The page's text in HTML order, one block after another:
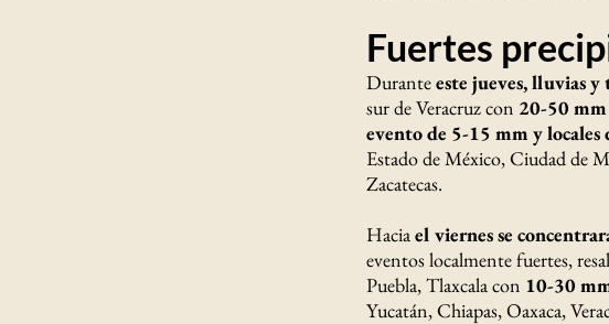
Fuertes
Duranteeste jueves, lluvias
sur de Veracruz con 20-50
evento de 5-15 mm y locales
Estado de México, Ciudad de
Zacatecas.
Haciael viernes se
eventos localmente fuertes,
Puebla, Tlaxcala con 10-30
Yucatán, Chiapas, Oaxaca,